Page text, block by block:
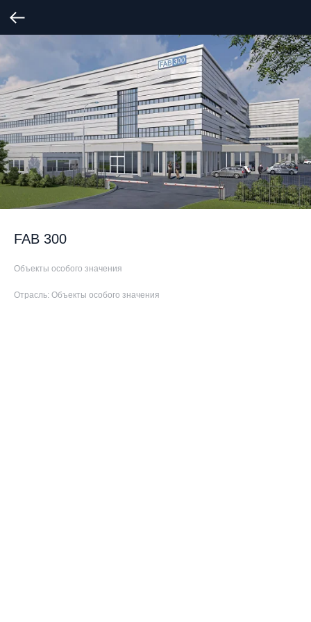
FAB 300
Объекты особого значения
Отрасль: Объекты особого значения